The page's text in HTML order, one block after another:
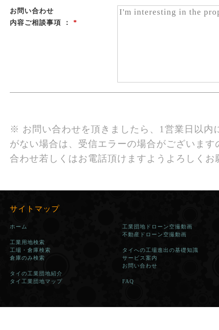
お問い合わせ
内容ご相談事項 ： *
※ お問い合わせを頂きましたら、1営業日以内
がない場合は、受信エラーの場合がございま
合わせ若しくはお電話頂けますようよろしくお
サイトマップ
ホーム
工業用地検索
工場・倉庫検索
倉庫のみ検索
タイの工業団地紹介
タイ工業団地マップ
工業団地ドローン空撮動画
不動産ドローン空撮動画
タイへの工場進出の基礎知識
サービス案内
お問い合わせ
FAQ